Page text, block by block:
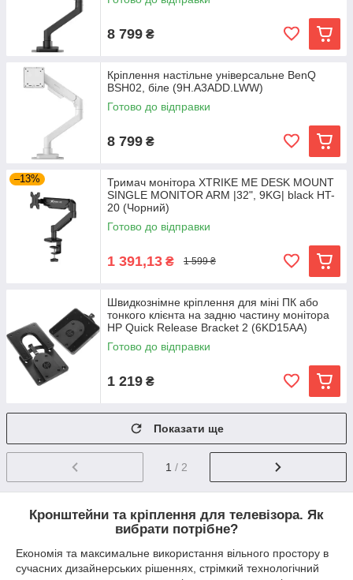
8 799 ₴
Кріплення настільне універсальне BenQ
BSH02, біле (9H.A3ADD.LWW)
Готово до відправки
8 799 ₴
–13%
Тримач монітора XTRIKE ME DESK MOUNT
SINGLE MONITOR ARM |32", 9KG| black HT-
20 (Чорний)
Готово до відправки
1 391,13 ₴ 1 599 ₴
Швидкознімне кріплення для міні ПК або
тонкого клієнта на задню частину монітора
HP Quick Release Bracket 2 (6KD15AA)
Готово до відправки
1 219 ₴
Показати ще
1 / 2
Кронштейни та кріплення для телевізора. Як
вибрати потрібне?
Економія та максимальне використання вільного простору в
сучасних дизайнерських рішеннях, стрімкий технологічний